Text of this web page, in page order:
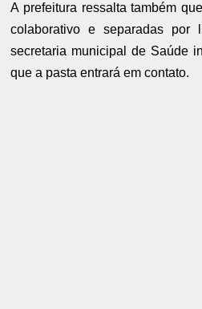
A prefeitura ressalta também
colaborativo e separadas
secretaria municipal de Saúde
que a pasta entrará em contato.